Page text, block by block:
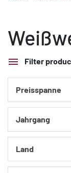
Filter
Preisspanne
Jahrgang
Land